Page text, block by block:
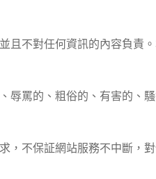
且不對任何資訊的內容負責
辱罵的、粗俗的、有害的、
，不保証網站服務不中斷，